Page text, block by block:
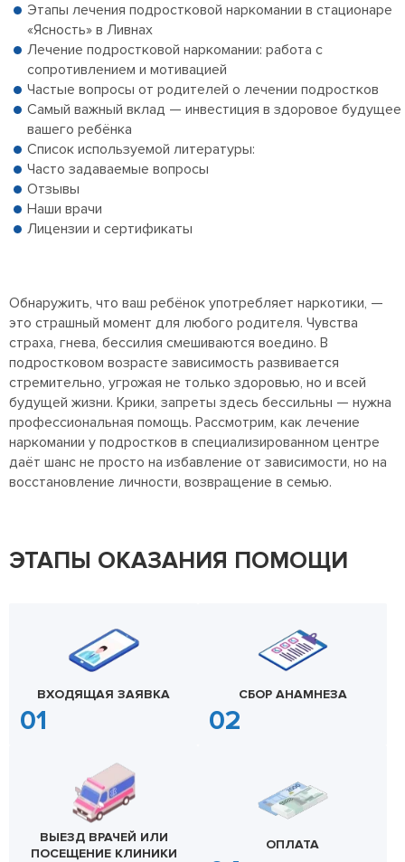
Этапы лечения подростковой наркомании в стационаре
«Ясность» в Ливнах
Лечение подростковой наркомании: работа с
сопротивлением и мотивацией
Частые вопросы от родителей о лечении подростков
Самый важный вклад — инвестиция в здоровое будущее
вашего ребёнка
Список используемой литературы:
Часто задаваемые вопросы
Отзывы
Наши врачи
Лицензии и сертификаты
Обнаружить, что ваш ребёнок употребляет наркотики, —
это страшный момент для любого родителя. Чувства
страха, гнева, бессилия смешиваются воедино. В
подростковом возрасте зависимость развивается
стремительно, угрожая не только здоровью, но и всей
будущей жизни. Крики, запреты здесь бессильны — нужна
профессиональная помощь. Рассмотрим, как лечение
наркомании у подростков в специализированном центре
даёт шанс не просто на избавление от зависимости, но на
восстановление личности, возвращение в семью.
ЭТАПЫ ОКАЗАНИЯ ПОМОЩИ
ВХОДЯЩАЯ ЗАЯВКА СБОР АНАМНЕЗА
ВЫЕЗД ВРАЧЕЙ ИЛИ
ПОСЕЩЕНИЕ КЛИНИКИ
ОПЛАТА